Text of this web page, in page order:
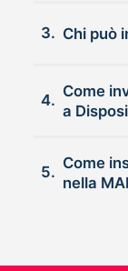
3. Chi può
4.
Come
a
5.
Come
nella